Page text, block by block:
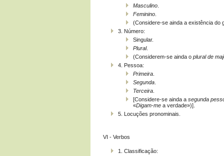
Masculino
Feminino
(Considere-se ainda a existência do
3. Número:
Singular.
Plural.
(Considerem-se ainda o plural de
4. Pessoa:
Primeira
Segunda
Terceira
[Considere-se ainda a segunda
«Digam-me a verdade»)].
5. Locuções pronominais.
VI - Verbos
1. Classificação: